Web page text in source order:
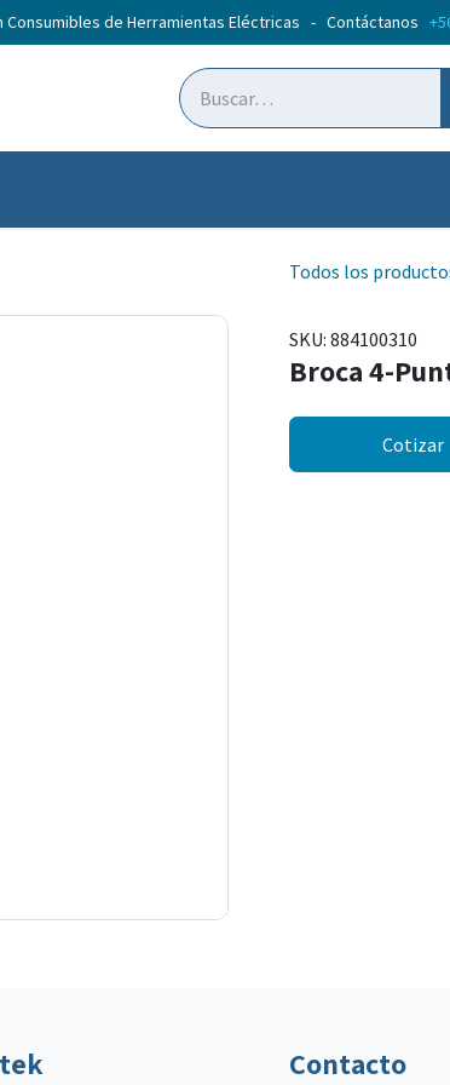
Consumibles de Herramientas Eléctricas - Contáctanos
Todos los
SKU: 884100310
Broca 4-
Cotizar
Contacto